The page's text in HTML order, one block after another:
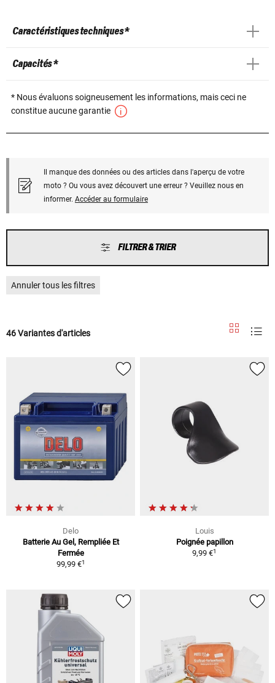
Caractéristiques techniques *
Capacités *
* Nous évaluons soigneusement les informations, mais ceci ne
constitue aucune garantie
Il manque des données ou des articles dans l'aperçu de votre
moto ? Ou vous avez découvert une erreur ? Veuillez nous en
informer. Accéder au formulaire
FILTRER & TRIER
Annuler tous les filtres
46 Variantes d'articles
Delo
Batterie Au Gel, Rempliée Et
Fermée
99,99 €1
Louis
Poignée papillon
9,99 €1